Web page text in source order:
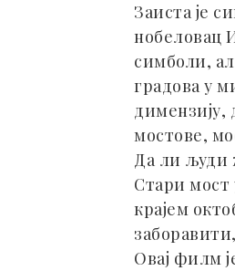
Заиста је
нобеловац
симболи,
градова у
димензију,
мостове,
Да ли људи
Стари мост
крајем
Овај филм